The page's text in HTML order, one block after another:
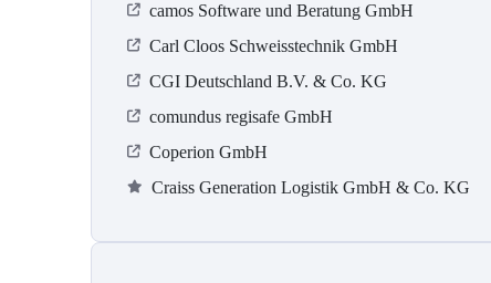
camos Software und Beratung GmbH
Carl Cloos Schweisstechnik GmbH
CGI Deutschland B.V. & Co. KG
comundus regisafe GmbH
Coperion GmbH
Craiss Generation Logistik GmbH & Co. KG